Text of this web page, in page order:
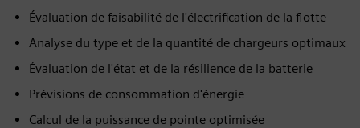
Évaluation de faisabilité de l'électrification de la flotte
Analyse du type et de la quantité de chargeurs optimaux
Évaluation de l'état et de la résilience de la batterie
Prévisions de consommation d'énergie
Calcul de la puissance de pointe optimisée